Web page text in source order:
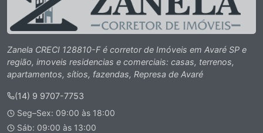
Zanela CRECI 128810-F é corretor de Imóveis em Avaré SP e
região, imoveis residencias e comerciais: casas, terrenos,
apartamentos, sítios, fazendas, Represa de Avaré
(14) 9 9707-7753
Seg–Sex: 09:00 às 18:00
Sáb: 09:00 às 13:00